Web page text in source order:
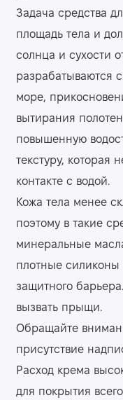
Задача средства
площадь тела и
солнца и сухости
разрабатываются
море,
вытирания
повышенную
текстуру, которая
контакте с водой.
Кожа тела менее
поэтому в такие
минеральные
плотные силиконы
защитного
вызвать прыщи.
Обращайте
присутствие
Расход крема
для покрытия